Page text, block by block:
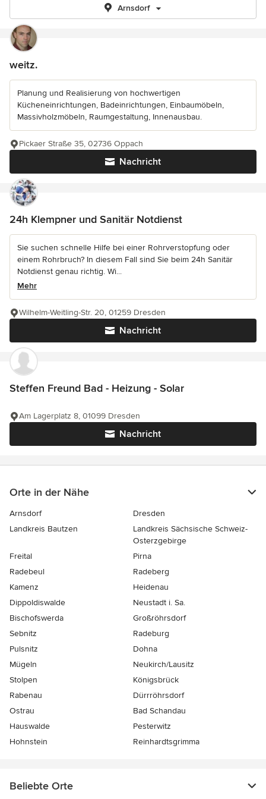
Arnsdorf
weitz.
Planung und Realisierung von hochwertigen
Kücheneinrichtungen, Badeinrichtungen, Einbaumöbeln,
Massivholzmöbeln, Raumgestaltung, Innenausbau.
Nachricht
Pickaer Straße 35, 02736 Oppach
24h Klempner und Sanitär Notdienst
Sie suchen schnelle Hilfe bei einer Rohrverstopfung oder
einem Rohrbruch? In diesem Fall sind Sie beim 24h Sanitär
Notdienst genau richtig. Wi...
Mehr
Nachricht
Wilhelm-Weitling-Str. 20, 01259 Dresden
Steffen Freund Bad - Heizung - Solar
Nachricht
Am Lagerplatz 8, 01099 Dresden
Orte in der Nähe
Arnsdorf
Dresden
Landkreis Bautzen
Landkreis Sächsische Schweiz-
Osterzgebirge
Freital
Pirna
Radebeul
Radeberg
Kamenz
Heidenau
Dippoldiswalde
Neustadt i. Sa.
Bischofswerda
Großröhrsdorf
Sebnitz
Radeburg
Pulsnitz
Dohna
Mügeln
Neukirch/Lausitz
Stolpen
Königsbrück
Rabenau
Dürrröhrsdorf
Ostrau
Bad Schandau
Hauswalde
Pesterwitz
Hohnstein
Reinhardtsgrimma
Beliebte Orte